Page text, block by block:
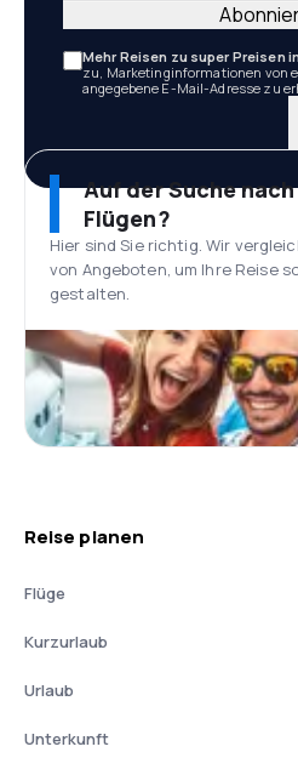
Mehr Reisen zu super Preisen
zu, Marketinginformationen von
angegebene E-Mail-Adresse zu
Auf der Suche
Flügen?
Hier sind Sie richtig. Wir
von Angeboten, um Ihre Reise
gestalten.
Reise planen
Flüge
Kurzurlaub
Urlaub
Unterkunft